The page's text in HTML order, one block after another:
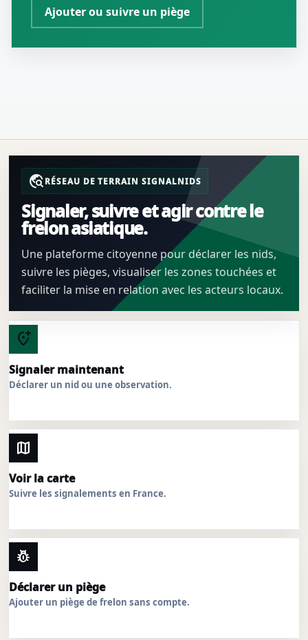
Ajouter ou suivre un piège
travel_exploreRÉSEAU DE TERRAIN SIGNALNIDS
Signaler, suivre et agir contre le
frelon asiatique.
Une plateforme citoyenne pour déclarer les nids,
suivre les pièges, visualiser les zones touchées et
faciliter la mise en relation avec les acteurs locaux.
add_location_alt
Signaler maintenant
Déclarer un nid ou une observation.
map
Voir la carte
Suivre les signalements en France.
pest_control
Déclarer un piège
Ajouter un piège de frelon sans compte.